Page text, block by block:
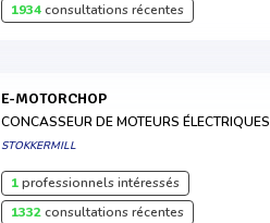
1934consultations récentes
E-MOTORCHOP
CONCASSEUR DE MOTEURS ÉLECTRIQUES
STOKKERMILL
1professionnels intéressés
1332consultations récentes